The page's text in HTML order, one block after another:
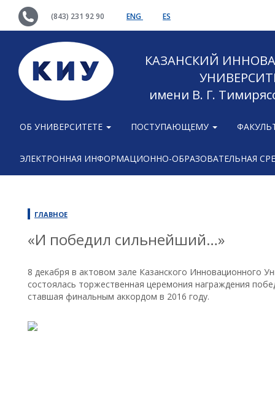
(843) 231 92 90 ENG ES
КАЗАНСКИЙ
имени В. Г.
ОБ УНИВЕРСИТЕТЕ ПОСТУПАЮЩЕМУ
ЭЛЕКТРОННАЯ ИНФОРМАЦИОННО-ОБРАЗОВАТЕЛЬНАЯ
ГЛАВНОЕ
«И победил сильнейший…»
8 декабря в актовом зале Казанского Инновационного
состоялась торжественная церемония награждения
ставшая финальным аккордом в 2016 году.